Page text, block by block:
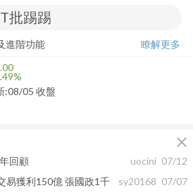
進階功能
瞭解更多
:08/05 收盤
close
回顧 uocini 07/12
易獲利150億 張國政1千
sy20168 07/07